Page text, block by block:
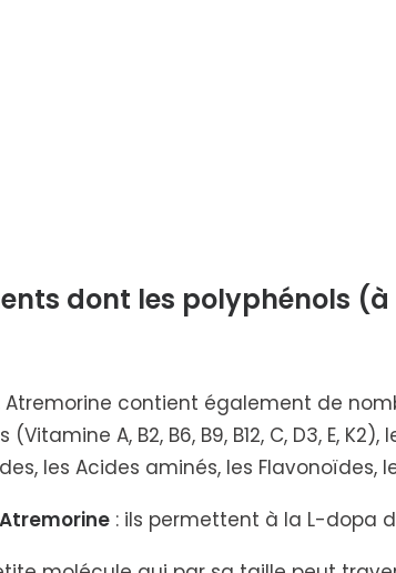
dont les polyphénols
Atremorine contient également de
A, B2, B6, B9, B12, C, D3, E,
les Acides aminés, les Flavonoïdes,
: ils permettent à la L-dopa